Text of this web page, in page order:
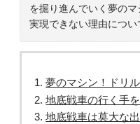
を掘り進んでいく夢の
実現できない理由につい
夢のマシン！ドリ
地底戦車の行く手
地底戦車は莫大な